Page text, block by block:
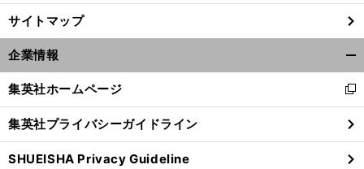
サイトマップ
企業情報
閉
る
集英社ホームページ
新
し
い
ウ
ィ
集英社プライバシーガイドライン
SHUEISHA Privacy Guideline